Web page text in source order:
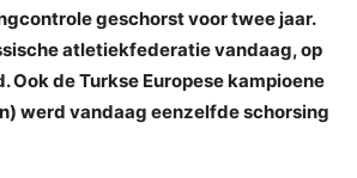
geschorst voor twee jaar.
atletiekfederatie vandaag, op
Ook de Turkse Europese kampioene
werd vandaag eenzelfde schorsing